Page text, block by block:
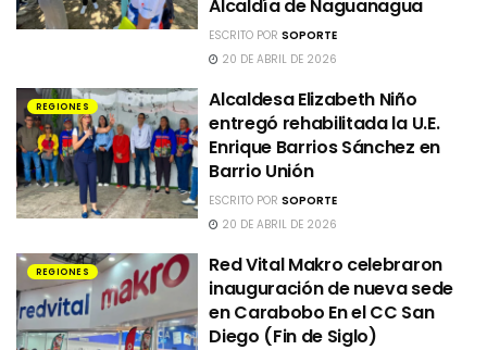
Alcaldía de Naguanagua
ESCRITO PORSOPORTE
20 DE ABRIL DE 2026
REGIONES
Alcaldesa Elizabeth Niño
entregó rehabilitada la U.E.
Enrique Barrios Sánchez en
Barrio Unión
ESCRITO PORSOPORTE
20 DE ABRIL DE 2026
REGIONES
Red Vital Makro celebraron
inauguración de nueva sede
en Carabobo En el CC San
Diego (Fin de Siglo)